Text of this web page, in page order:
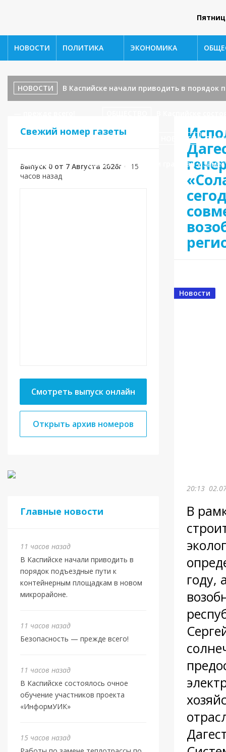
НОВОСТИ ПОЛИТИКА ЭКОНОМИКА
НОВОСТИ В Каспийске начали приводить в
ул. Ленина, 17 — завершаются! НОВОСТИ В
уважения!» ОБЩЕСТВО Приём граждан у
Свежий номер газеты
Выпуск 0 от 7 Августа 2026г • 15
часов назад
Смотреть выпуск онлайн
Открыть архив номеров
Главные новости
11 часов назад
В Каспийске начали приводить в
порядок подъездные пути к
контейнерным площадкам в новом
микрорайоне.
11 часов назад
Безопасность — прежде всего!
11 часов назад
В Каспийске состоялось очное
обучение участников проекта
«ИнформУИК»
15 часов назад
Новости
20:13
В
году,